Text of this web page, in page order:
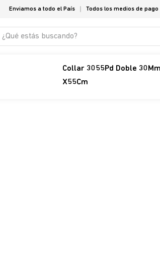
Enviamos a todo el País Todos los medios de pago
estás buscando?
Collar 3055Pd Doble 30Mm
X55Cm